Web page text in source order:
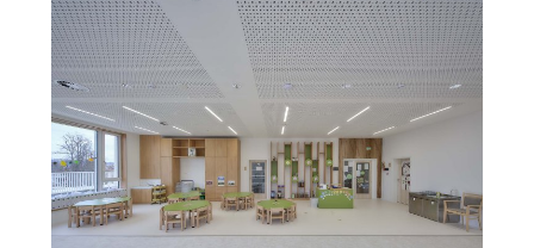
ČLÁNKY